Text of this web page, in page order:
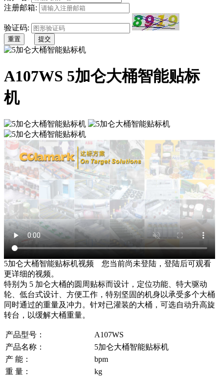
注册邮箱:
验证码:
重置 提交
A107WS 5加仑大桶智能贴标
机
5加仑大桶智能贴标机视频 您当前尚未登陆，登陆后可观看
更详细的视频。
特别为 5 加仑大桶的圆周贴标而设计，定位功能、特大驱动
轮、低台式设计、方便工作，特别坚固的机身以承受多个大桶
同时通过的重量及冲力。针对已灌装的大桶，可选自动升高旋
转台，以缓解大桶重量。
产品型号：
A107WS
产品名称：
5加仑大桶智能贴标机
产 能：
bpm
重 量：
kg